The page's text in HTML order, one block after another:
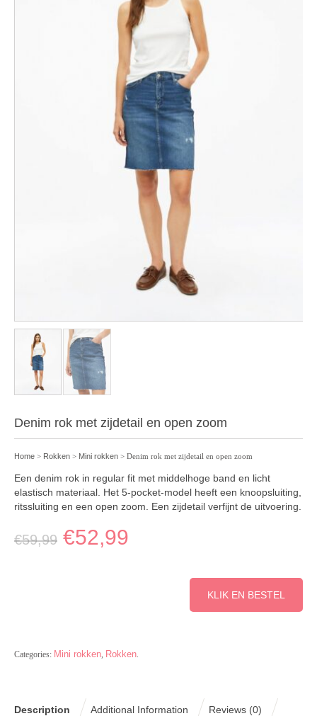
Denim rok met zijdetail en open zoom
Home > Rokken > Mini rokken > Denim rok met zijdetail en open zoom
Een denim rok in regular fit met middelhoge band en licht
elastisch materiaal. Het 5-pocket-model heeft een knoopsluiting,
ritssluiting en een open zoom. Een zijdetail verfijnt de uitvoering.
€59,99 €52,99
KLIK EN BESTEL
Categories: Mini rokken, Rokken.
Description Additional Information Reviews (0)